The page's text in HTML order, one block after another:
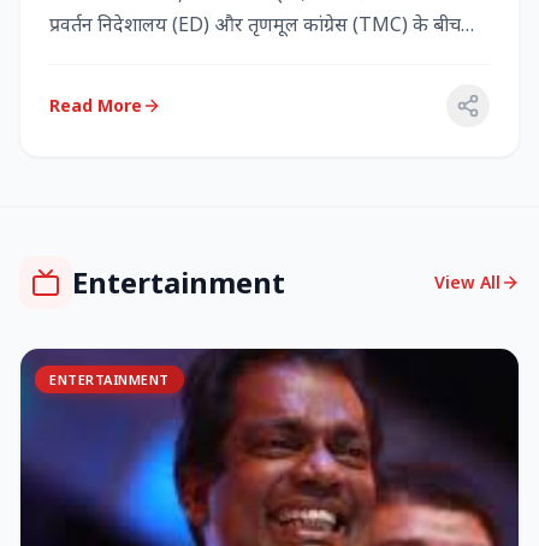
प्रवर्तन निदेशालय (ED) और तृणमूल कांग्रेस (TMC) के बीच
Read More
Entertainment View All
ENTERTAINMENT